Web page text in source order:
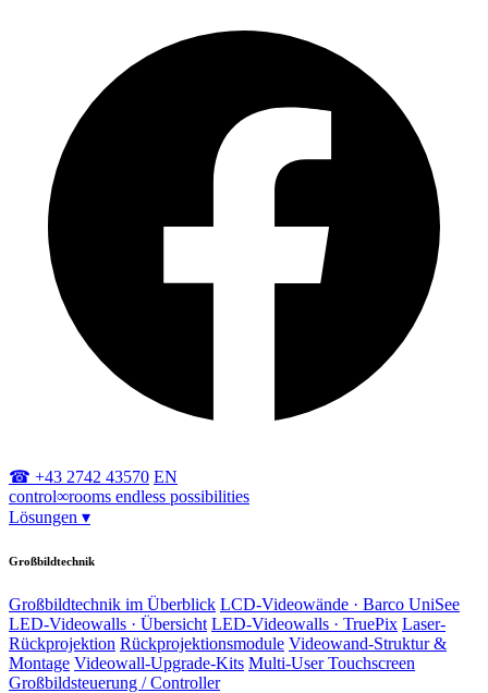
☎ +43 2742 43570 EN
control∞rooms endless possibilities
Lösungen ▾
Großbildtechnik
Großbildtechnik im Überblick LCD-Videowände · Barco UniSee
LED-Videowalls · Übersicht LED-Videowalls · TruePix Laser-
Rückprojektion Rückprojektionsmodule Videowand-Struktur &
Montage Videowall-Upgrade-Kits Multi-User Touchscreen
Großbildsteuerung / Controller